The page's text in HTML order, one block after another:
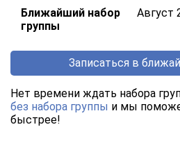
Ближайший набор
группы
Август
Записаться в
Нет времени ждать набора
без набора группы и мы
быстрее!